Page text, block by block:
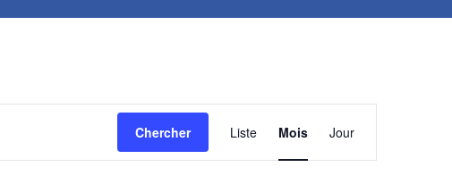
Chercher
Navigation
de
vues
Liste Mois Jour